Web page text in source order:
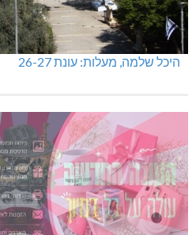
היכל שלמה, מעלות: עונת 26-27